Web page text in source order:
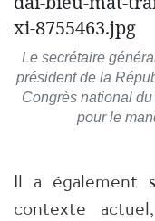
Le secrétaire
président de la
Congrès national
pour le
Il a également
contexte